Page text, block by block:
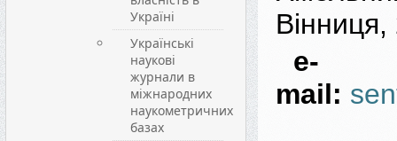
Україні
Українські
наукові
журнали в
міжнародних
наукометричних
базах
e-
mail: